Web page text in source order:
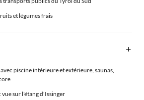
et légumes frais
piscine intérieure et extérieure, saunas,
vue sur l'étang d'Issinger